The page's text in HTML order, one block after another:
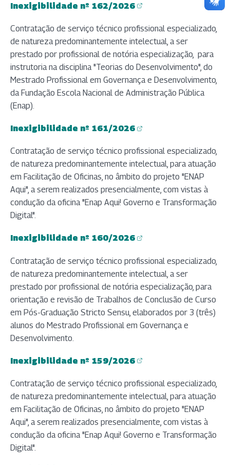
Inexigibilidade nº 162/2026
(abre em nova aba)
Contratação de serviço técnico profissional especializado,
de natureza predominantemente intelectual, a ser
prestado por profissional de notória especialização, para
instrutoria na disciplina "Teorias do Desenvolvimento", do
Mestrado Profissional em Governança e Desenvolvimento,
da Fundação Escola Nacional de Administração Pública
(Enap).
Inexigibilidade nº 161/2026
(abre em nova aba)
Contratação de serviço técnico profissional especializado,
de natureza predominantemente intelectual, para atuação
em Facilitação de Oficinas, no âmbito do projeto "ENAP
Aqui", a serem realizados presencialmente, com vistas à
condução da oficina "Enap Aqui! Governo e Transformação
Digital".
Inexigibilidade nº 160/2026
(abre em nova aba)
Contratação de serviço técnico profissional especializado,
de natureza predominantemente intelectual, a ser
prestado por profissional de notória especialização, para
orientação e revisão de Trabalhos de Conclusão de Curso
em Pós-Graduação Stricto Sensu, elaborados por 3 (três)
alunos do Mestrado Profissional em Governança e
Desenvolvimento.
Inexigibilidade nº 159/2026
(abre em nova aba)
Contratação de serviço técnico profissional especializado,
de natureza predominantemente intelectual, para atuação
em Facilitação de Oficinas, no âmbito do projeto "ENAP
Aqui", a serem realizados presencialmente, com vistas à
condução da oficina "Enap Aqui! Governo e Transformação
Digital".